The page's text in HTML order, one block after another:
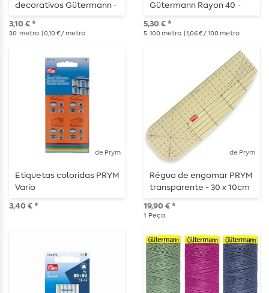
decorativos Gütermann -
30m
3,10 € *
30 metro | 0,10 € / metro
Gütermann Rayon 40 -
500m
5,30 € *
5 100 metro | 1,06 € / 100 metro
de Prym
Etiquetas coloridas PRYM
Vario
3,40 € *
de Prym
Régua de engomar PRYM
transparente - 30 x 10cm
19,90 € *
1 Peça